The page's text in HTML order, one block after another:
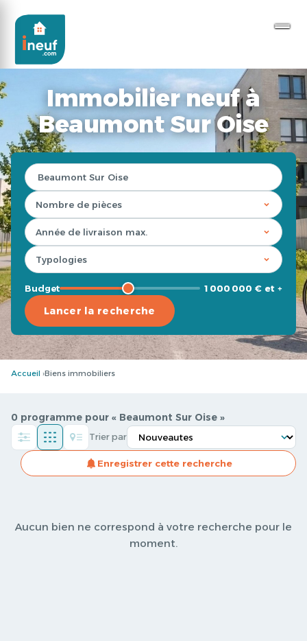
Immobilier neuf à
Beaumont Sur Oise
Budget 1 000 000 € et +
Lancer la recherche
Accueil Biens immobiliers
0 programme pour « Beaumont Sur Oise »
Enregistrer cette recherche
Trier par
Aucun bien ne correspond à votre recherche pour le
moment.